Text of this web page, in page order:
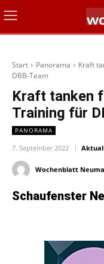
Start Panorama
Kraft
DBB-Team
Kraft tanken
Training für
PANORAMA
7. September 2022
Wochenblatt
Schaufenster